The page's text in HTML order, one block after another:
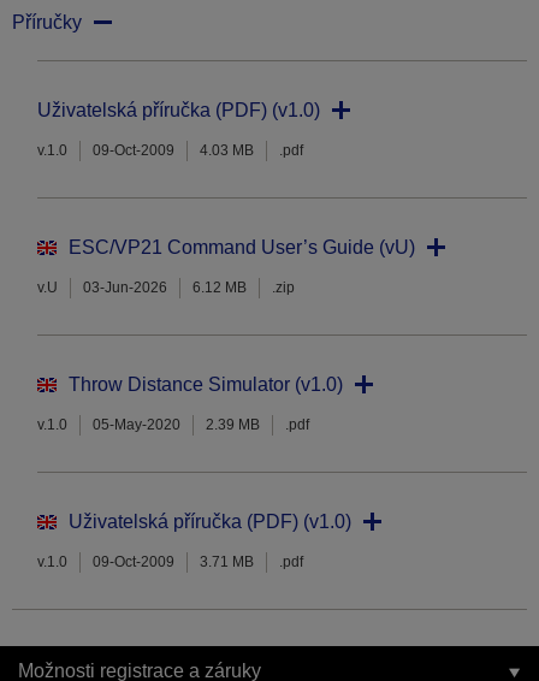
Příručky
Uživatelská příručka (PDF) (v1.0)
v.1.0 09-Oct-2009 4.03 MB .pdf
ESC/VP21 Command User’s Guide (vU)
v.U 03-Jun-2026 6.12 MB .zip
Throw Distance Simulator (v1.0)
v.1.0 05-May-2020 2.39 MB .pdf
Uživatelská příručka (PDF) (v1.0)
v.1.0 09-Oct-2009 3.71 MB .pdf
Možnosti registrace a záruky